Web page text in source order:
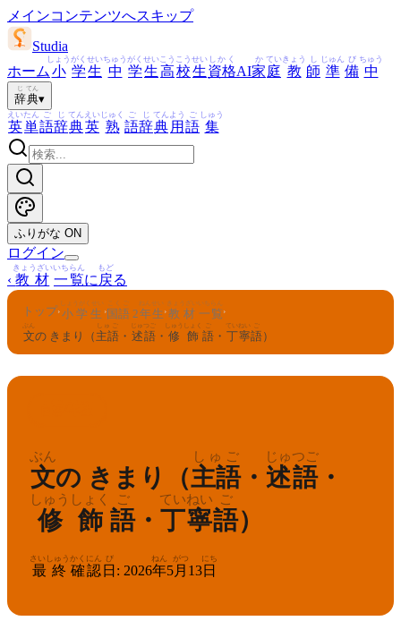
メインコンテンツへスキップ
Studia
ホーム 小
しょう
学
がく
生
せい
中
ちゅう
学
がく
生
せい
高
こう
校
こう
生
せい
資格
しかく
AI家
か
庭
てい
教
きょう
師
し
準
じゅん
備
び
中
ちゅう
辞
じ
典
てん
▾
英
えい
単
たん
語
ご
辞
じ
典
てん
英
えい
熟
じゅく
語
ご
辞
じ
典
てん
用
よう
語
ご
集
しゅう
ふりがな ON
ログイン
‹ 教材
きょうざい
一覧
いちらん
に 戻
もど
る
トップ›小学生
しょうがくせい
›国語
こくご
2年生
ねんせい
› 教材
きょうざい
一覧
いちらん
›
文
ぶん
の きまり（ 主語
しゅご
・ 述語
じゅつご
・ 修飾
しゅうしょく
語
ご
・ 丁寧
ていねい
語
ご
）
文
ぶん
の きまり（主語
しゅご
・ 述語
じゅつご
・
修飾
しゅうしょく
語
ご
・ 丁寧
ていねい
語
ご
）
最終
さいしゅう
確認
かくにん
日
び
: 2026年
ねん
5月
がつ
13日
にち